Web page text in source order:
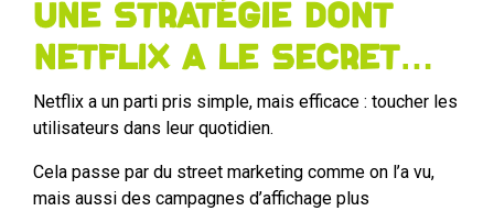
Une stratégie dont
Netflix a le secret…
Netflix a un parti pris simple, mais efficace : toucher les
utilisateurs dans leur quotidien.
Cela passe par du street marketing comme on l’a vu,
mais aussi des campagnes d’affichage plus